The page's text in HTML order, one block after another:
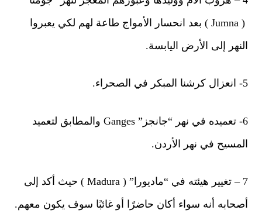
( Jumna ) بعد انحسار الأمواج طاعة لهم لكي يعبروا
إلى الأرض اليابسة.
6- تعميده في نهر “جانجز” Ganges والمطابق لتعميد
في نهر الأردن.
7 – تغيير هيئته في “ماديورا” ( Madura ) حيث أكد إلى
أنه سواء أكان حاضرًا أو غائبًا سوف يكون معهم.